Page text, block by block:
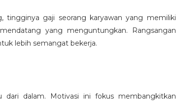
tingginya gaji seorang karyawan yang memiliki
yang menguntungkan. Rangsangan
lebih semangat bekerja.
dalam. Motivasi ini fokus membangkitkan